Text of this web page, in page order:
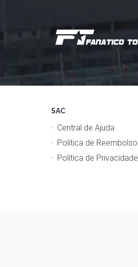
SAC
Central de Ajuda
Política de Reembolso
Política de Privacidade